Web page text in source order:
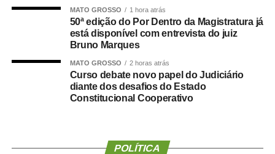
“Foi uma escolha política apresentada, construída e
formalizada dentro do processo partidário, inclusive com
a realização da convenção.”
A partir da definição, afirmou o empresário, pessoas
foram mobilizadas e uma estrutura de campanha
começou a ser organizada.
governar Mato Grosso.”
MATO GROSSO 1 hora atrás
50ª edição do Por Dentro da Magistratura já
está disponível com entrevista do juiz
Bruno Marques
MATO GROSSO 2 horas atrás
Curso debate novo papel do Judiciário
diante dos desafios do Estado
Constitucional Cooperativo
POLÍTICA